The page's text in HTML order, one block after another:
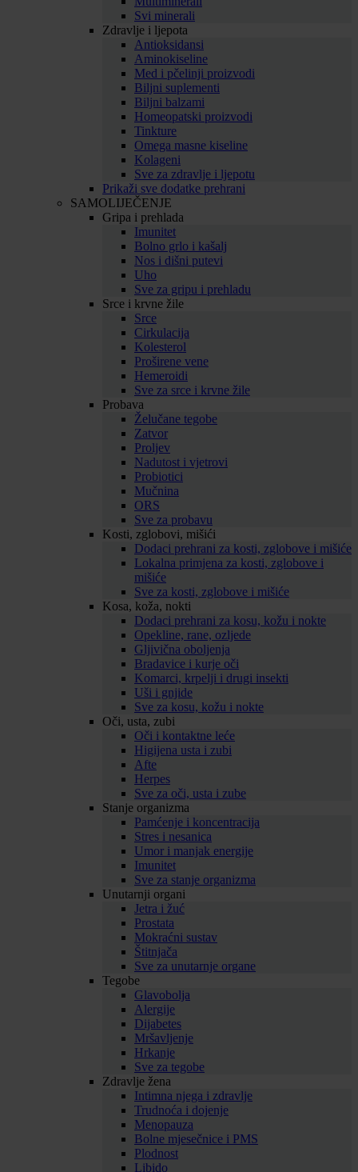
Svi minerali
Zdravlje i ljepota
Antioksidansi
Aminokiseline
Med i pčelinji proizvodi
Biljni suplementi
Biljni balzami
Homeopatski proizvodi
Tinkture
Omega masne kiseline
Kolageni
Sve za zdravlje i ljepotu
Prikaži sve dodatke prehrani
SAMOLIJEČENJE
Gripa i prehlada
Imunitet
Bolno grlo i kašalj
Nos i dišni putevi
Uho
Sve za gripu i prehladu
Srce i krvne žile
Srce
Cirkulacija
Kolesterol
Proširene vene
Hemeroidi
Sve za srce i krvne žile
Probava
Želučane tegobe
Zatvor
Proljev
Nadutost i vjetrovi
Probiotici
Mučnina
ORS
Sve za probavu
Kosti, zglobovi, mišići
Dodaci prehrani za kosti, zglobove i mišiće
Lokalna primjena za kosti, zglobove i
mišiće
Sve za kosti, zglobove i mišiće
Kosa, koža, nokti
Dodaci prehrani za kosu, kožu i nokte
Opekline, rane, ozljede
Gljivična oboljenja
Bradavice i kurje oči
Komarci, krpelji i drugi insekti
Uši i gnjide
Sve za kosu, kožu i nokte
Oči, usta, zubi
Oči i kontaktne leće
Higijena usta i zubi
Afte
Herpes
Sve za oči, usta i zube
Stanje organizma
Pamćenje i koncentracija
Stres i nesanica
Umor i manjak energije
Imunitet
Sve za stanje organizma
Unutarnji organi
Jetra i žuć
Prostata
Mokraćni sustav
Štitnjača
Sve za unutarnje organe
Tegobe
Glavobolja
Alergije
Dijabetes
Mršavljenje
Hrkanje
Sve za tegobe
Zdravlje žena
Intimna njega i zdravlje
Trudnoća i dojenje
Menopauza
Bolne mjesečnice i PMS
Plodnost
Libido